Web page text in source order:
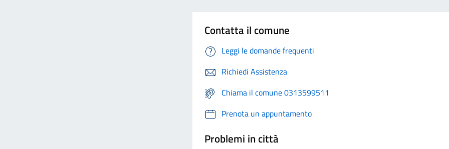
Contatta il comune
Leggi le domande frequenti
Richiedi Assistenza
Chiama il comune 0313599511
Prenota un appuntamento
Problemi in città